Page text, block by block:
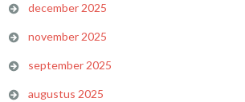
december 2025
november 2025
september 2025
augustus 2025